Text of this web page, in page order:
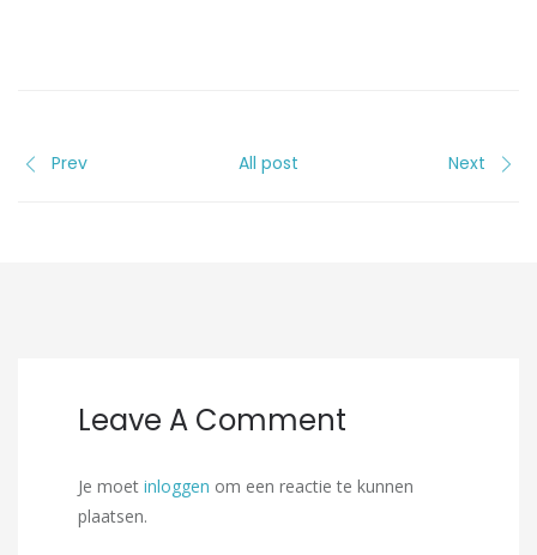
Prev All post Next
Leave A Comment
Je moet inloggen om een reactie te kunnen
plaatsen.